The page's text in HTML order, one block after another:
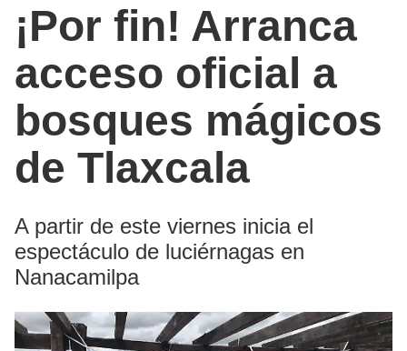
¡Por fin! Arranca
acceso oficial a
bosques mágicos
de Tlaxcala
A partir de este viernes inicia el
espectáculo de luciérnagas en
Nanacamilpa